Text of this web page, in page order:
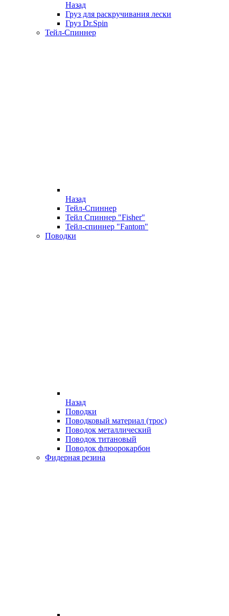
Назад
Груз для раскручивания лески
Груз Dr.Spin
Тейл-Спиннер
Назад
Тейл-Спиннер
Тейл Спиннер "Fisher"
Тейл-спиннер "Fantom"
Поводки
Назад
Поводки
Поводковый материал (трос)
Поводок металлический
Поводок титановый
Поводок флюорокарбон
Фидерная резина